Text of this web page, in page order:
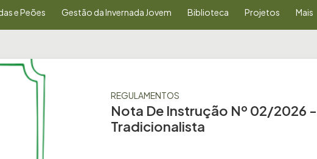
e Peões Gestão da Invernada Jovem Biblioteca Projetos Mais
REGULAMENTOS
Nota De Instrução Nº 02/2026
Tradicionalista